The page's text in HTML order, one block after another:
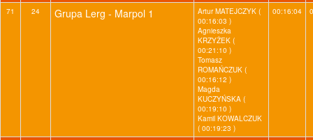
71 24 Grupa Lerg - Marpol 1
Artur MATEJCZYK (
00:16:03 )
Agnieszka
KRZYŻEK (
00:21:10 )
Tomasz
ROMAŃCZUK (
00:16:12 )
Magda
KUCZYŃSKA (
00:19:10 )
Kamil KOWALCZUK
( 00:19:23 )
00:16:04